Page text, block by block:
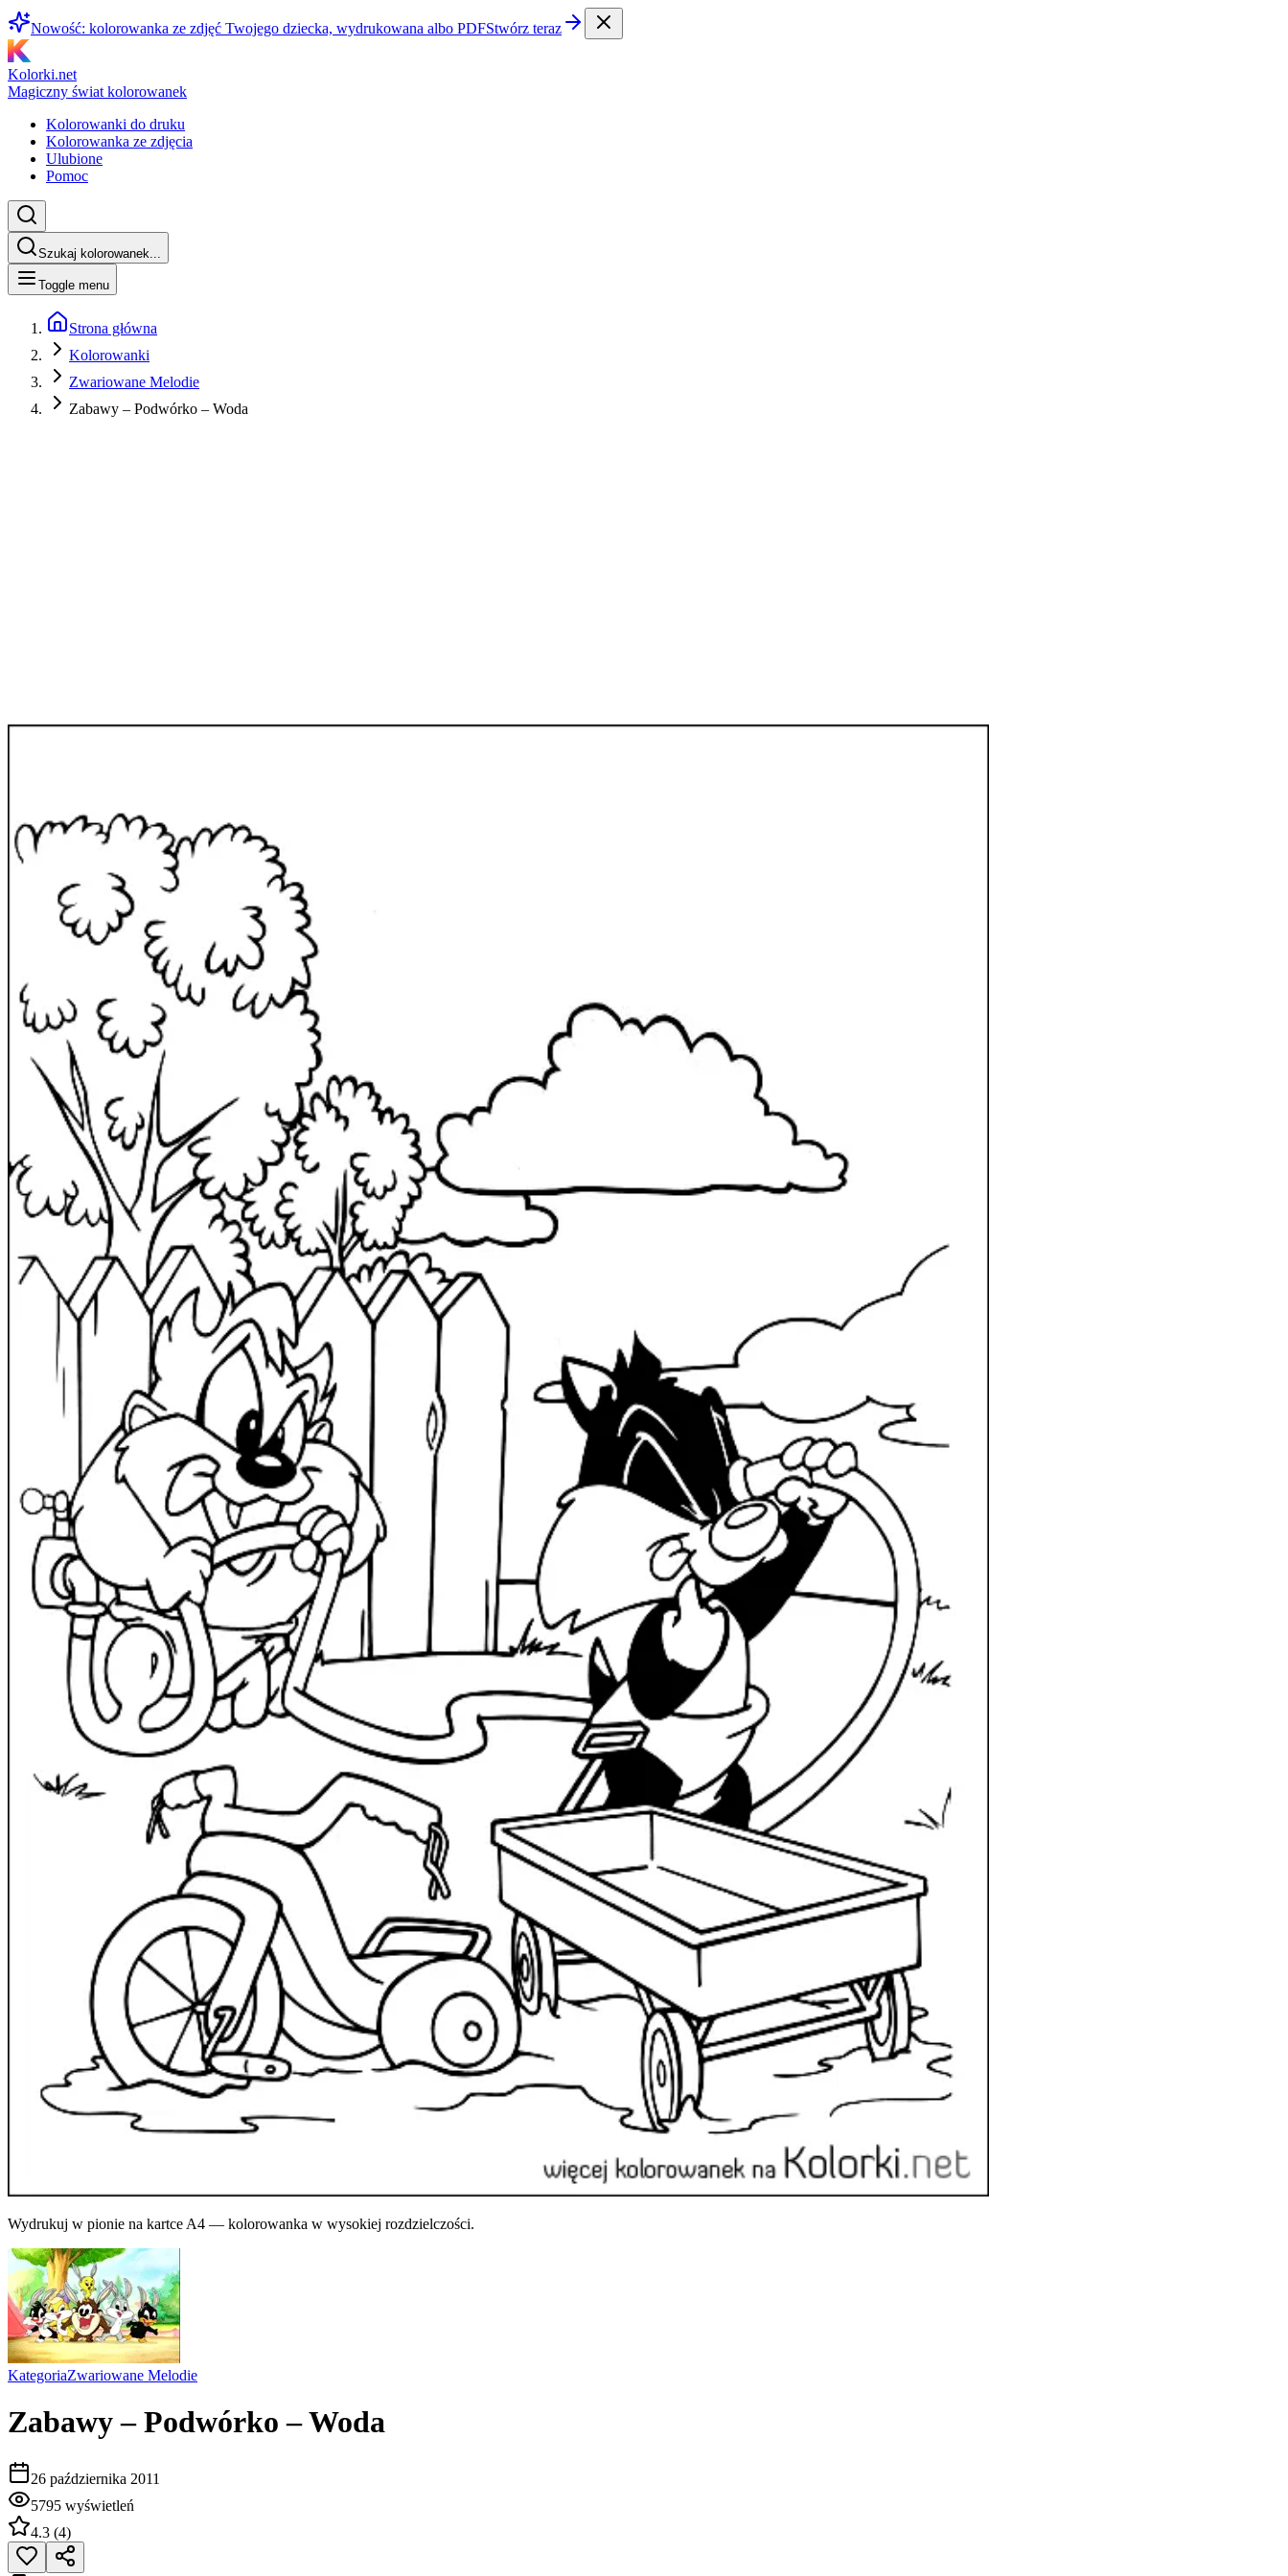
Nowość: kolorowanka ze zdjęć Twojego dziecka, wydrukowana albo PDFStwórz teraz
Kolorki.net
Magiczny świat kolorowanek
Kolorowanki do druku
Kolorowanka ze zdjęcia
Ulubione
Pomoc
Szukaj kolorowanek...
Toggle menu
Strona główna
Kolorowanki
Zwariowane Melodie
Zabawy – Podwórko – Woda
Wydrukuj w pionie na kartce A4 — kolorowanka w wysokiej rozdzielczości.
KategoriaZwariowane Melodie
Zabawy – Podwórko – Woda
26 października 2011
5795 wyświetleń
4.3 (4)